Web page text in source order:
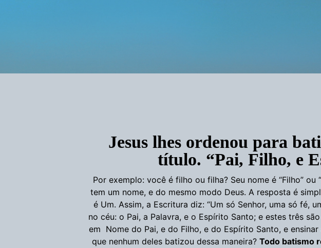
Jesus lhes ordenou para
título. “Pai, Filho, e
Por exemplo: você é filho ou filha? Seu nome é “Filho” ou
tem um nome, e do mesmo modo Deus. A resposta é
é Um. Assim, a Escritura diz: “Um só Senhor, uma só fé,
no céu: o Pai, a Palavra, e o Espírito Santo; e estes três
em Nome do Pai, e do Filho, e do Espírito Santo, e
que nenhum deles batizou dessa maneira? Todo batismo